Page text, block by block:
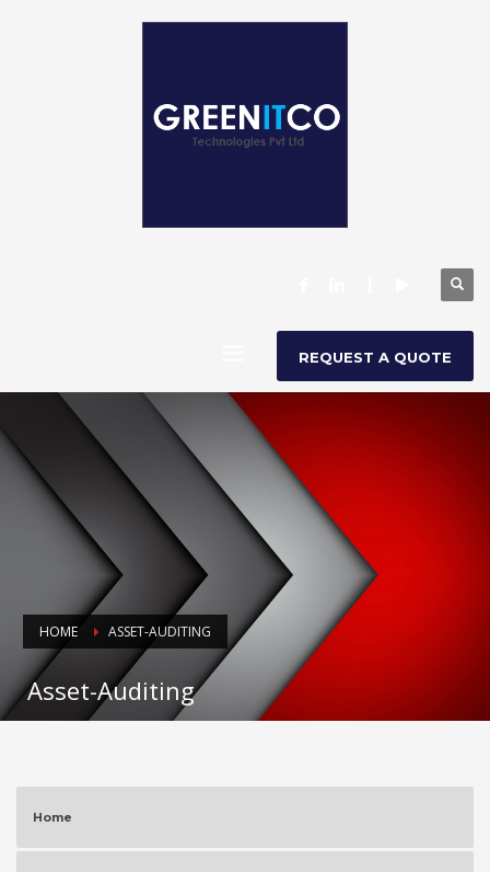
REQUEST A QUOTE
HOME ASSET-AUDITING
Asset-Auditing
Home